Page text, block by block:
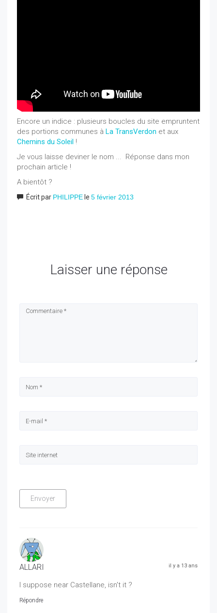
Encore un indice : plusieurs boucles du site empruntent
des portions communes à La TransVerdon et aux
Chemins du Soleil !
Je vous laisse deviner le nom ... Réponse dans mon
prochain article !
A bientôt ?
Écrit par PHILIPPE le 5 février 2013
Laisser une réponse
ALLARI il y a 13 ans
I suppose near Castellane, isn't it ?
Répondre